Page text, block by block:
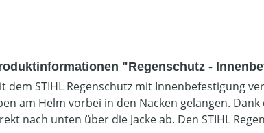
"Regenschutz -
dem STIHL Regenschutz mit Innenbefestigung
am Helm vorbei in den Nacken gelangen.
nach unten über die Jacke ab. Den STIHL